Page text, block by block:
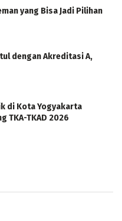
yang Bisa Jadi Pilihan
dengan Akreditasi A,
di Kota Yogyakarta
TKA-TKAD 2026